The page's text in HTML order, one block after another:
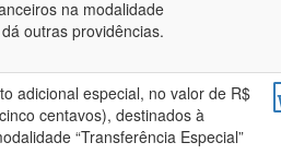
na modalidade
outras providências.
adicional especial, no valor de R$
centavos), destinados à
“Transferência Especial”